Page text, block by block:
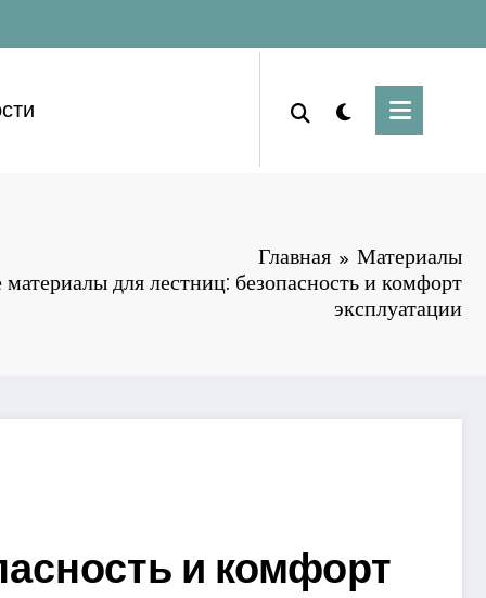
Главная
Материалы
для лестниц: безопасность и комфорт
эксплуатации
и комфорт